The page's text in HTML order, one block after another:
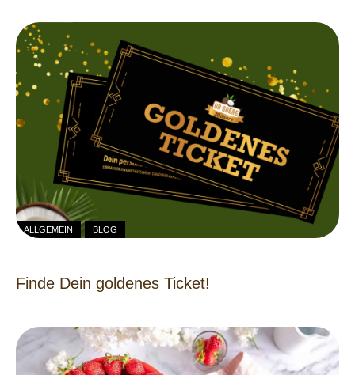
ALLGEMEIN BLOG
Finde Dein goldenes Ticket!